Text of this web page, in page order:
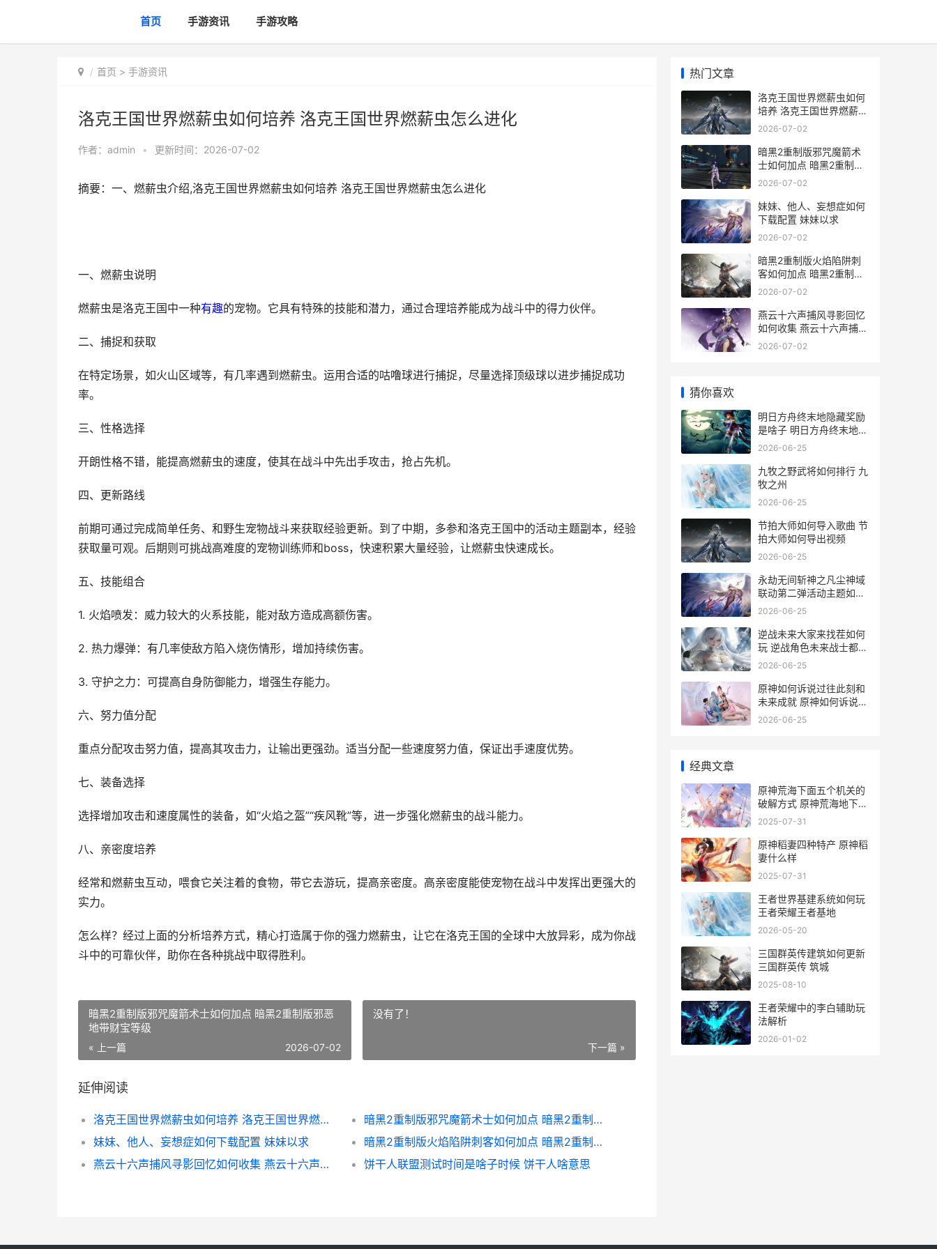
首页 手游资讯 手游攻略
首页 > 手游资讯
洛克王国世界燃薪虫如何培养 洛克王国世界燃薪虫怎么进化
作者： admin • 更新时间：2026-07-02
摘要：一、燃薪虫介绍,洛克王国世界燃薪虫如何培养 洛克王国世界燃薪虫怎么进化
一、燃薪虫说明
燃薪虫是洛克王国中一种有趣的宠物。它具有特殊的技能和潜力，通过合理培养能成为战斗中的得力伙伴。
二、捕捉和获取
在特定场景，如火山区域等，有几率遇到燃薪虫。运用合适的咕噜球进行捕捉，尽量选择顶级球以进步捕捉成功
率。
三、性格选择
开朗性格不错，能提高燃薪虫的速度，使其在战斗中先出手攻击，抢占先机。
四、更新路线
前期可通过完成简单任务、和野生宠物战斗来获取经验更新。到了中期，多参和洛克王国中的活动主题副本，经验
获取量可观。后期则可挑战高难度的宠物训练师和boss，快速积累大量经验，让燃薪虫快速成长。
五、技能组合
1. 火焰喷发：威力较大的火系技能，能对敌方造成高额伤害。
2. 热力爆弹：有几率使敌方陷入烧伤情形，增加持续伤害。
3. 守护之力：可提高自身防御能力，增强生存能力。
六、努力值分配
重点分配攻击努力值，提高其攻击力，让输出更强劲。适当分配一些速度努力值，保证出手速度优势。
七、装备选择
选择增加攻击和速度属性的装备，如“火焰之盔”“疾风靴”等，进一步强化燃薪虫的战斗能力。
八、亲密度培养
经常和燃薪虫互动，喂食它关注着的食物，带它去游玩，提高亲密度。高亲密度能使宠物在战斗中发挥出更强大的
实力。
怎么样？经过上面的分析培养方式，精心打造属于你的强力燃薪虫，让它在洛克王国的全球中大放异彩，成为你战
斗中的可靠伙伴，助你在各种挑战中取得胜利。
暗黑2重制版邪咒魔箭术士如何加点 暗黑2重制版邪恶
地带财宝等级
« 上一篇 2026-07-02
没有了！
下一篇 »
延伸阅读
洛克王国世界燃薪虫如何培养 洛克王国世界燃薪虫怎么进化
暗黑2重制版邪咒魔箭术士如何加点 暗黑2重制版邪恶地带财宝等级
妹妹、他人、妄想症如何下载配置 妹妹以求
暗黑2重制版火焰陷阱刺客如何加点 暗黑2重制版火炬属性
燕云十六声捕风寻影回忆如何收集 燕云十六声捕风寻影怎么玩
饼干人联盟测试时间是啥子时候 饼干人啥意思
热门文章
洛克王国世界燃薪虫如何
培养 洛克王国世界燃薪虫
怎么进化
2026-07-02
暗黑2重制版邪咒魔箭术
士如何加点 暗黑2重制版
邪恶地带财宝等级
2026-07-02
妹妹、他人、妄想症如何
下载配置 妹妹以求
2026-07-02
暗黑2重制版火焰陷阱刺
客如何加点 暗黑2重制版
火炬属性
2026-07-02
燕云十六声捕风寻影回忆
如何收集 燕云十六声捕风
寻影怎么玩
2026-07-02
猜你喜欢
明日方舟终末地隐藏奖励
是啥子 明日方舟终末地官
网入口
2026-06-25
九牧之野武将如何排行 九
牧之州
2026-06-25
节拍大师如何导入歌曲 节
拍大师如何导出视频
2026-06-25
永劫无间斩神之凡尘神域
联动第二弹活动主题如何
永劫无间戮神伞
2026-06-25
逆战未来大家来找茬如何
玩 逆战角色未来战士都提
供什么属性
2026-06-25
原神如何诉说过往此刻和
未来成就 原神如何诉说过
去的秘密
2026-06-25
经典文章
原神荒海下面五个机关的
破解方式 原神荒海地下五
个
2025-07-31
原神稻妻四种特产 原神稻
妻什么样
2025-07-31
王者世界基建系统如何玩
王者荣耀王者基地
2026-05-20
三国群英传建筑如何更新
三国群英传 筑城
2025-08-10
王者荣耀中的李白辅助玩
法解析
2026-01-02